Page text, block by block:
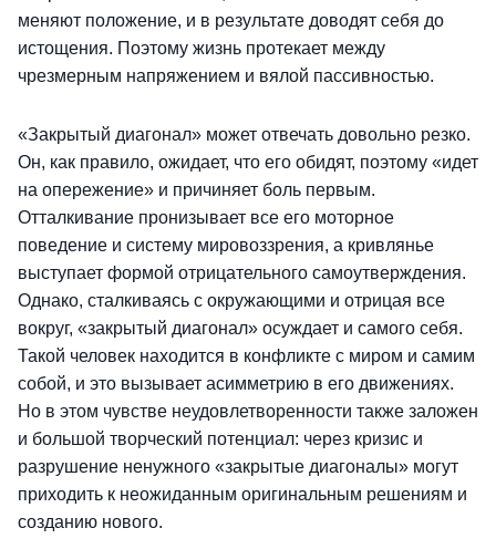
меняют положение, и в результате доводят себя до
истощения. Поэтому жизнь протекает между
чрезмерным напряжением и вялой пассивностью.
«Закрытый диагонал» может отвечать довольно резко.
Он, как правило, ожидает, что его обидят, поэтому «идет
на опережение» и причиняет боль первым.
Отталкивание пронизывает все его моторное
поведение и систему мировоззрения, а кривлянье
выступает формой отрицательного самоутверждения.
Однако, сталкиваясь с окружающими и отрицая все
вокруг, «закрытый диагонал» осуждает и самого себя.
Такой человек находится в конфликте с миром и самим
собой, и это вызывает асимметрию в его движениях.
Но в этом чувстве неудовлетворенности также заложен
и большой творческий потенциал: через кризис и
разрушение ненужного «закрытые диагоналы» могут
приходить к неожиданным оригинальным решениям и
созданию нового.